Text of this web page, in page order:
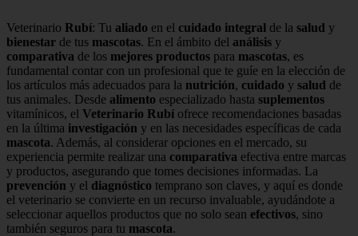
Veterinario Rubí: Tu aliado en el cuidado integral de la salud y
bienestar de tus mascotas. En el ámbito del análisis y
comparativa de los mejores productos para mascotas, es
fundamental contar con un profesional que te guíe en la elección de
los artículos más adecuados para la nutrición, cuidado y salud de
tus animales. Desde alimento especializado hasta suplementos
vitamínicos, el Veterinario Rubí ofrece recomendaciones basadas
en la última investigación y en las necesidades específicas de cada
mascota. Además, al considerar opciones en el mercado, su
experiencia permite realizar una comparativa efectiva entre marcas
y productos, asegurando que tomes decisiones informadas. La
prevención y el diagnóstico temprano son claves, y aquí es donde
el veterinario se convierte en un recurso invaluable, ayudándote a
seleccionar aquellos productos que no solo sean efectivos, sino
también seguros para tu mascota.